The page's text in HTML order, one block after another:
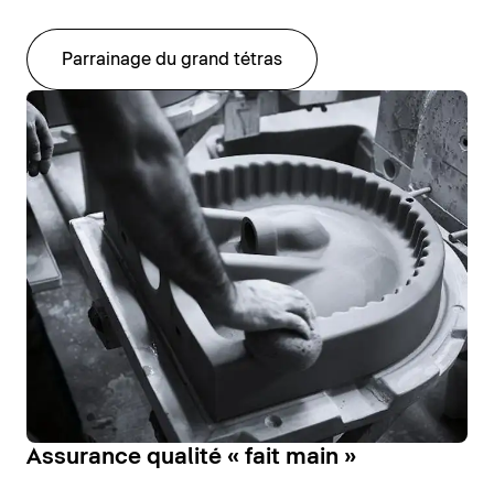
Parrainage du grand tétras
Assurance qualité « fait main »